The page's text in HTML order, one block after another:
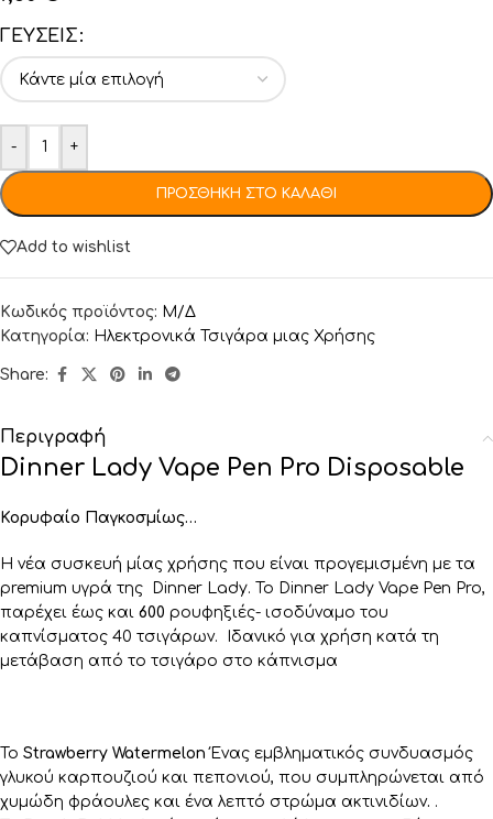
ΓΕΎΣΕΙΣ
- +
ΠΡΟΣΘΉΚΗ ΣΤΟ ΚΑΛΆΘΙ
Add to wishlist
Κωδικός προϊόντος: Μ/Δ
Κατηγορία: Ηλεκτρονικά Τσιγάρα μιας Χρήσης
Share:
Περιγραφή
Dinner Lady Vape Pen Pro Disposable
Κορυφαίο Παγκοσμίως…
Η νέα συσκευή μίας χρήσης που είναι προγεμισμένη με τα
premium υγρά της Dinner Lady. Το Dinner Lady Vape Pen Pro,
παρέχει έως και 600 ρουφηξιές- ισοδύναμο του
καπνίσματος 40 τσιγάρων. Ιδανικό για χρήση κατά τη
μετάβαση από το τσιγάρο στο κάπνισμα
Το Strawberry WatermelonΈνας εμβληματικός συνδυασμός
γλυκού καρπουζιού και πεπονιού, που συμπληρώνεται από
χυμώδη φράουλες και ένα λεπτό στρώμα ακτινιδίων. .